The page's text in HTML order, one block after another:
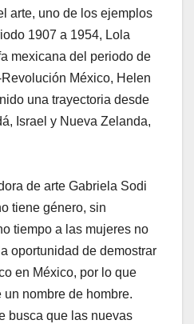
arte, uno de los ejemplos
1907 a 1954, Lola
mexicana del periodo de
México, Helen
una trayectoria desde
Israel y Nueva Zelanda,
de arte Gabriela Sodi
tiene género, sin
tiempo a las mujeres no
oportunidad de demostrar
en México, por lo que
nombre de hombre.
busca que las nuevas